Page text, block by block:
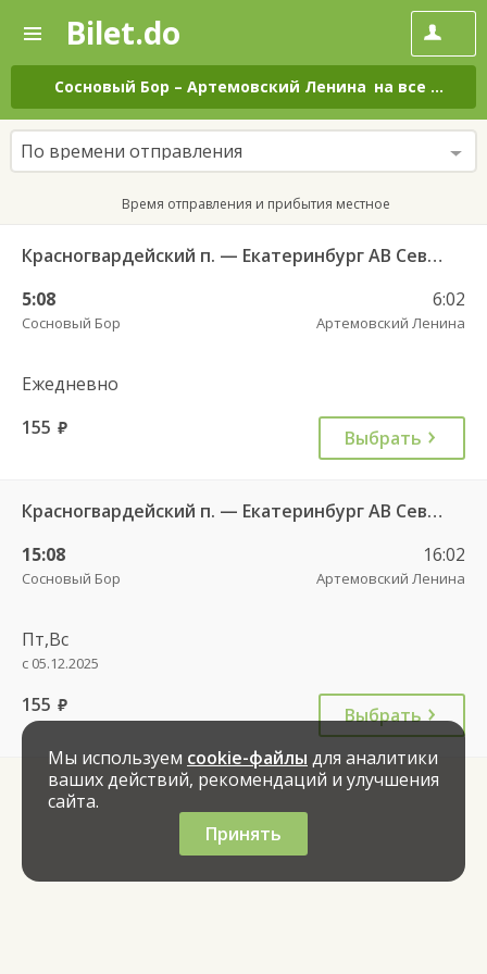
—
Поиск
и
покупка
билетов
на
автобус
онлайн
Bilet.do
Сосновый Бор – Артемовский Ленина на все дни
По времени отправления
Время отправления и прибытия местное
Красногвардейский п. — Екатеринбург АВ Северный 997
5:08
Сосновый Бор
6:02
Артемовский Ленина
Ежедневно
155 руб. Выбрать
Красногвардейский п. — Екатеринбург АВ Северный 997
15:08
Сосновый Бор
16:02
Артемовский Ленина
Пт,Вс
с 05.12.2025
155 руб.
Выбрать
Мы используем cookie-файлы для аналитики
ваших действий, рекомендаций и улучшения
сайта.
Принять